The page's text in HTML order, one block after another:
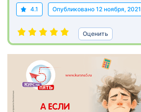
4.1 Опубликовано 12 ноября, 2021
Оценить